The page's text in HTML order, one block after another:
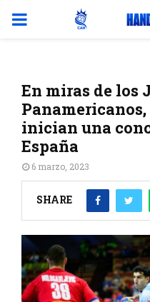
PRIMARY
En miras de los
inician una
España
6 marzo, 2023
SHARE